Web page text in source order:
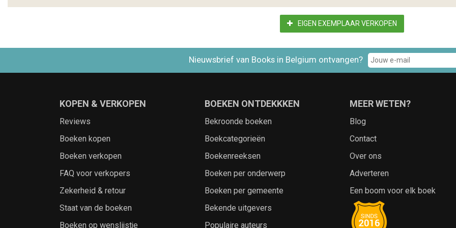
EIGEN EXEMPLAAR VERKOPEN
Nieuwsbrief van Books in Belgium ontvangen?
KOPEN & VERKOPEN
Reviews
Boeken kopen
Boeken verkopen
FAQ voor verkopers
Zekerheid & retour
Staat van de boeken
Boeken op wenslijstje
BOEKEN ONTDEKKKEN
Bekroonde boeken
Boekcategorieën
Boekenreeksen
Boeken per onderwerp
Boeken per gemeente
Bekende uitgevers
Populaire auteurs
MEER WETEN?
Blog
Contact
Over ons
Adverteren
Een boom voor elk boek